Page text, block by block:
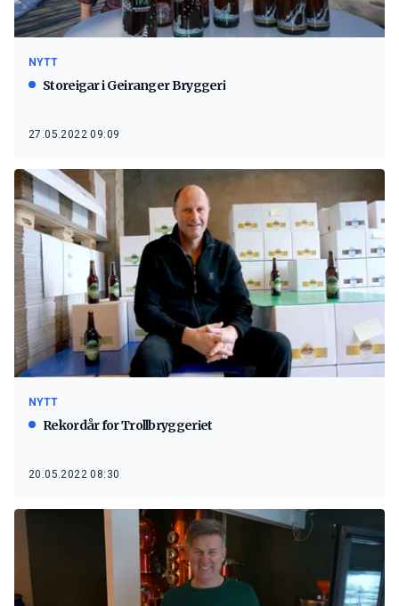
NYTT
Storeigar i Geiranger Bryggeri
27.05.2022 09:09
NYTT
Rekordår for Trollbryggeriet
20.05.2022 08:30